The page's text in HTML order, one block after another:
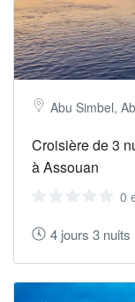
Abu Simbel,
Croisière de 3
à Assouan
0
4 jours 3 nuits